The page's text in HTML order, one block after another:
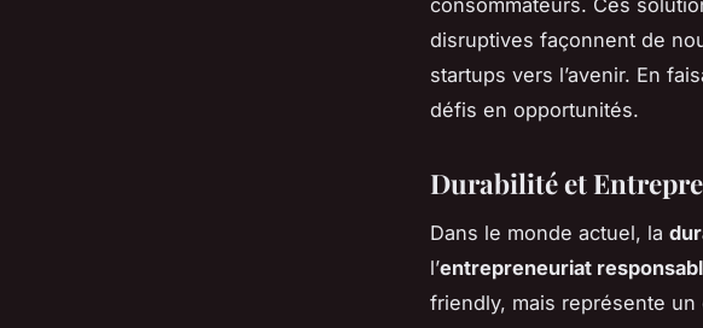
disruptives façonnent de
startups vers l’avenir. En
défis en opportunités.
Durabilité et
Dans le monde actuel, la
l’entrepreneuriat
friendly, mais représente